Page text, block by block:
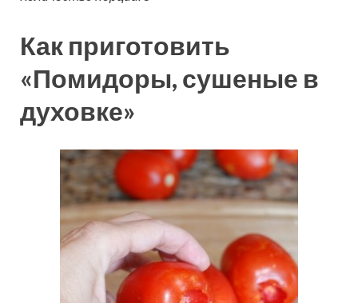
Как приготовить
«Помидоры, сушеные в
духовке»